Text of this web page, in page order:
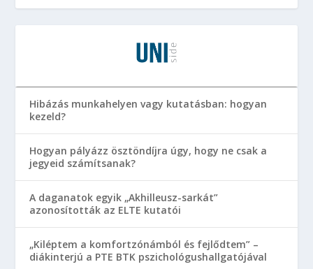
Hibázás munkahelyen vagy kutatásban: hogyan
kezeld?
Hogyan pályázz ösztöndíjra úgy, hogy ne csak a
jegyeid számítsanak?
A daganatok egyik „Akhilleusz-sarkát”
azonosították az ELTE kutatói
„Kiléptem a komfortzónámból és fejlődtem” –
diákinterjú a PTE BTK pszichológushallgatójával